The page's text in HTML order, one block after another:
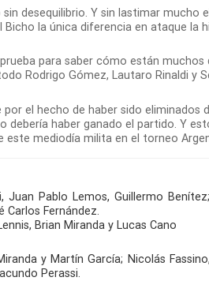
desequilibrio. Y sin lastimar mucho
la única diferencia en ataque la
para saber cómo están muchos
Rodrigo Gómez, Lautaro Rinaldi y
el hecho de haber sido eliminados
debería haber ganado el partido. Y
este mediodía milita en el torneo
Juan Pablo Lemos, Guillermo
Carlos Fernández.
Brian Miranda y Lucas Cano
y Martín García; Nicolás
Perassi.